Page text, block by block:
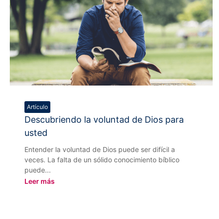
Artículo
Descubriendo la voluntad de Dios para
usted
Entender la voluntad de Dios puede ser difícil a
veces. La falta de un sólido conocimiento bíblico
puede...
Leer más